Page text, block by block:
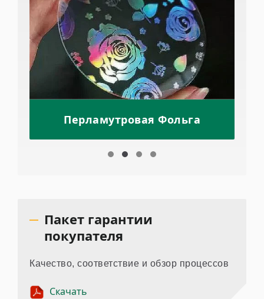
Перламутровая Фольга
Пакет гарантии
покупателя
Качество, соответствие и обзор процессов
Скачать